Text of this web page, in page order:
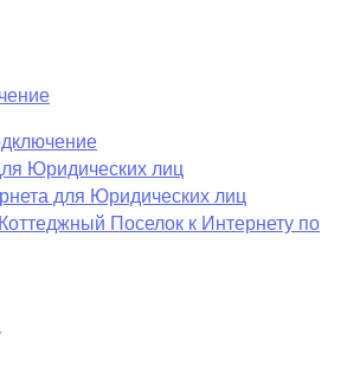
Юридических лиц
для Юридических лиц
Поселок к Интернету по